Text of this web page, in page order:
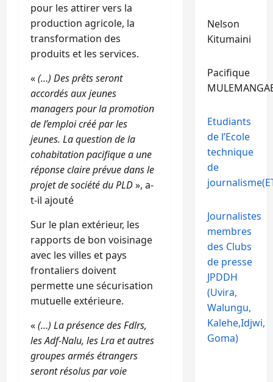
pour les attirer vers la
production agricole, la
transformation des
produits et les services.
«(…) Des prêts seront
accordés aux jeunes
managers pour la promotion
de l’emploi créé par les
jeunes. La question de la
cohabitation pacifique a une
réponse claire prévue dans le
projet de société du PLD», a-
t-il ajouté
Sur le plan extérieur, les
rapports de bon voisinage
avec les villes et pays
frontaliers doivent
permette une sécurisation
mutuelle extérieure.
«(…) La présence des Fdlrs,
les Adf-Nalu, les Lra et autres
groupes armés étrangers
seront résolus par voie
Nelson
Kitumaini
Pacifique
Etudiants
de l’Ecole
technique
de
Journalistes
membres
des Clubs
de presse
JPDDH
(Uvira,
Walungu,
Kalehe,Idjwi,
Goma)